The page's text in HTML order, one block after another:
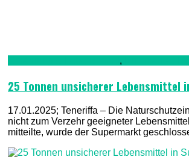
,
25 Tonnen unsicherer Lebensmittel
17.01.2025; Teneriffa – Die
nicht zum Verzehr geeigneter
mitteilte, wurde der Supermarkt